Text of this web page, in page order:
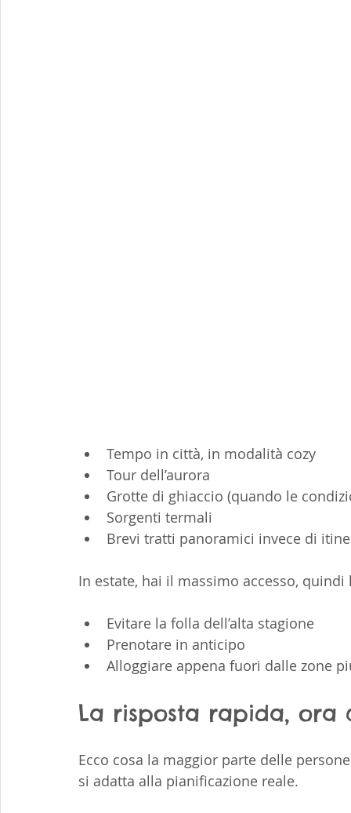
Tempo in città, in modalità cozy
Tour dell’aurora
Grotte di ghiaccio (quando le
Sorgenti termali
Brevi tratti panoramici invece di
In estate, hai il massimo accesso,
Evitare la folla dell’alta stagione
Prenotare in anticipo
Alloggiare appena fuori dalle zone
La risposta rapida, ora
Ecco cosa la maggior parte delle
si adatta alla pianificazione reale.